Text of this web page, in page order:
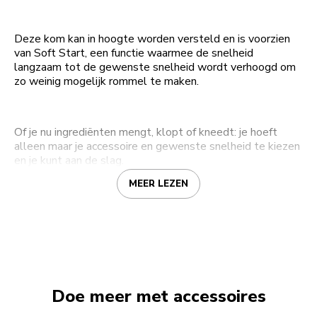
Deze kom kan in hoogte worden versteld en is voorzien
van Soft Start, een functie waarmee de snelheid
langzaam tot de gewenste snelheid wordt verhoogd om
zo weinig mogelijk rommel te maken.
Of je nu ingrediënten mengt, klopt of kneedt: je hoeft
alleen maar je accessoire en gewenste snelheid te kiezen
en je kunt aan de slag.
MEER LEZEN
Doe meer met accessoires